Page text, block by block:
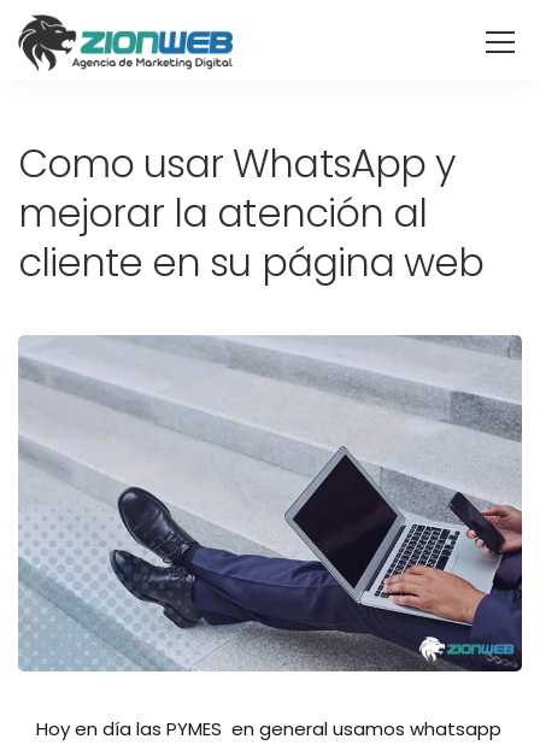
Como usar WhatsApp y
mejorar la atención al
cliente en su página web
Hoy en día las PYMES en general usamos whatsapp